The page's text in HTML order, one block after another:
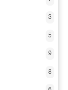
3
5
9
8